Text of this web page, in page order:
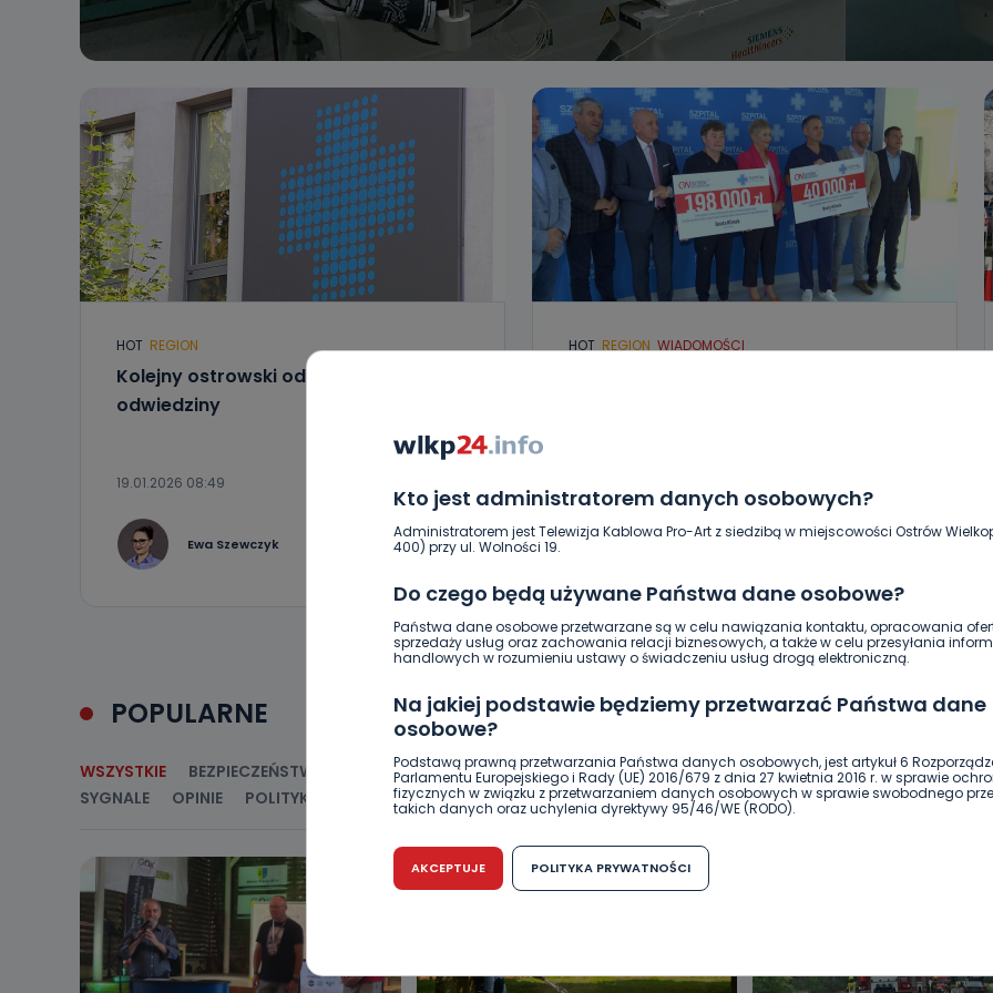
Kto jest administratorem danych osobowych?
Administratorem jest Telewizja Kablowa Pro-Art z siedzibą w miejscowości Ostrów
400) przy ul. Wolności 19.
Do czego będą używane Państwa dane osobowe?
Państwa dane osobowe przetwarzane są w celu nawiązania kontaktu, opracowania
sprzedaży usług oraz zachowania relacji biznesowych, a także w celu przesyłania
handlowych w rozumieniu ustawy o świadczeniu usług drogą elektroniczną.
Na jakiej podstawie będziemy przetwarzać Państwa dane
osobowe?
Podstawą prawną przetwarzania Państwa danych osobowych, jest artykuł 6
Parlamentu Europejskiego i Rady (UE) 2016/679 z dnia 27 kwietnia 2016 r. w sprawie
fizycznych w związku z przetwarzaniem danych osobowych w sprawie swobodnego
takich danych oraz uchylenia dyrektywy 95/46/WE (RODO).
Czy jest możliwość cofnięcia zgody?
Podanie danych osobowych jest dobrowolne, nie jest wymogiem ustawowym lub
AKCEPTUJE POLITYKA PRYWATNOŚCI
HOT REGION
Kolejny ostrowski oddział wstrzymuje
odwiedziny
19.01.2026 08:49
Ewa Szewczyk 0
HOT REGION WIADOMOŚCI
4
POPULARNE
WSZYSTKIE BEZPIECZEŃSTWO CIEKAWOSTKI EDUKACJA GOSPODARKA I FINANSE HISTORIA
SYGNALE
OPINIE POLITYKA RELIGIA SAMORZĄD ŚRODOWISKO WASZE INFO WSZYSTKICH ŚWIĘTYCH